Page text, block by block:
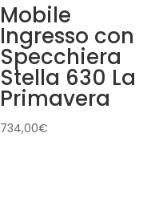
Mobile
Ingresso con
Specchiera
Stella 630 La
Primavera
734,00€